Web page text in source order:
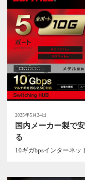
2025年5月24日
国内メーカー製で
る
10ギガbpsインターネッ